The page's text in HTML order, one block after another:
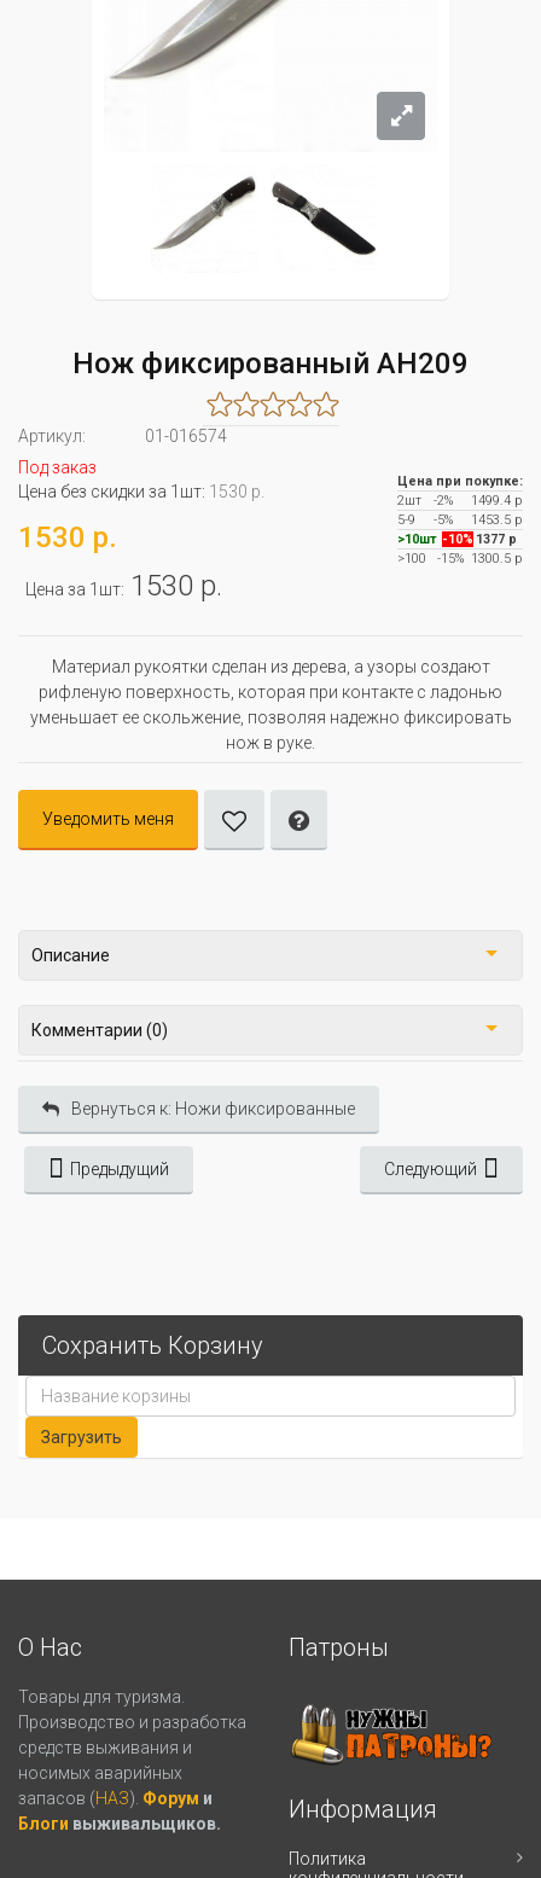
Нож фиксированный AH209
Артикул:
01-016574
Под заказ
Цена без скидки за 1шт: 1530 р.
1530 р.
Цена за 1шт: 1530 р.
Цена при покупке:
2шт
-2%
1499.4 р
5-9
-5%
1453.5 р
>10шт -10% 1377 р
>100
-15% 1300.5 р
Материал рукоятки сделан из дерева, а узоры создают
рифленую поверхность, которая при контакте с ладонью
уменьшает ее скольжение, позволяя надежно фиксировать
нож в руке.
Уведомить меня
Описание
Комментарии (0)
Вернуться к: Ножи фиксированные
Предыдущий Следующий
Сохранить Корзину
О Нас
Товары для туризма.
Производство и разработка
средств выживания и
носимых аварийных
запасов (НАЗ). Форум и
Блоги выживальщиков.
Патроны
Информация
Политика